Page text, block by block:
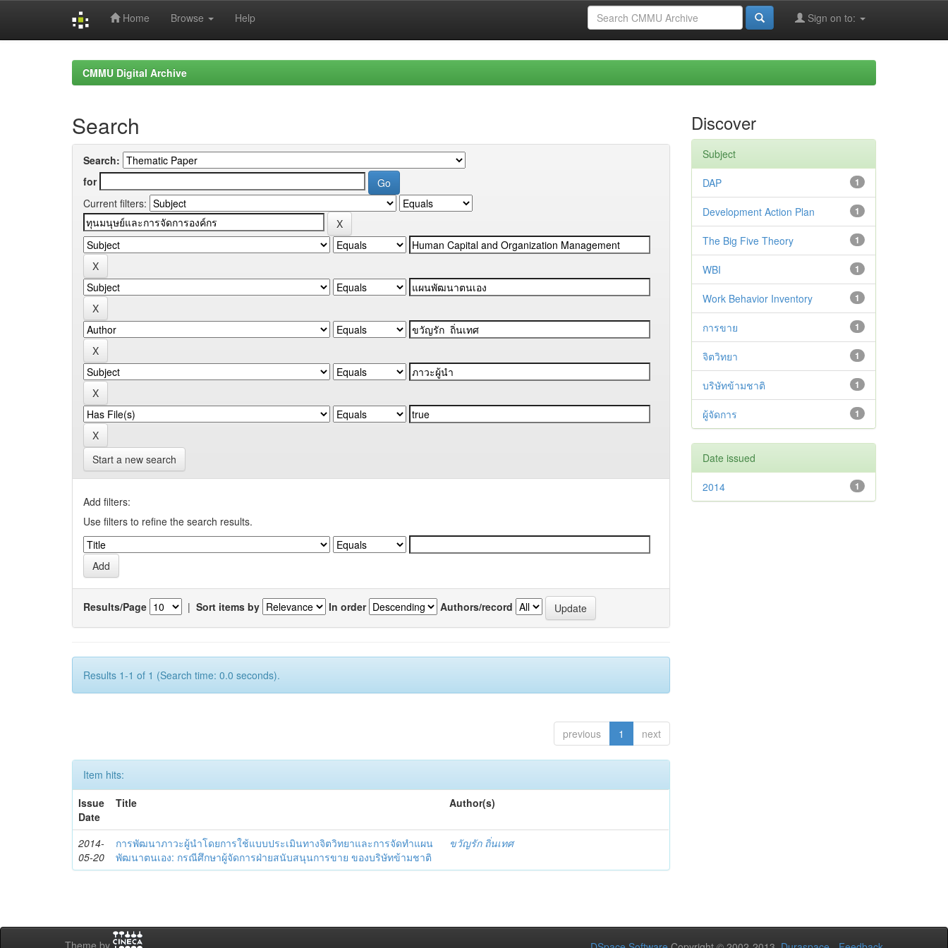
Home Browse Help Sign on to:
CMMU Digital Archive
Search
Search:
for
Current filters:
Start a new search
Add filters:
Use filters to refine the search results.
Results/Page | Sort items by In order Authors/record
Results 1-1 of 1 (Search time: 0.0 seconds).
previous 1 next
Item hits:
Issue
Date
Title Author(s)
2014-
05-20
การพัฒนาภาวะผู้นำโดยการใช้แบบประเมินทางจิตวิทยาและการจัดทำแผน
พัฒนาตนเอง: กรณีศึกษาผู้จัดการฝ่ายสนับสนุนการขาย ของบริษัทข้ามชาติ
ขวัญรัก ถิ่นเทศ
Discover
Subject
1
DAP
1
Development Action Plan
1
The Big Five Theory
1
WBI
1
Work Behavior Inventory
1
การขาย
1
จิตวิทยา
1
บริษัทข้ามชาติ
1
ผู้จัดการ
Date issued
1
2014